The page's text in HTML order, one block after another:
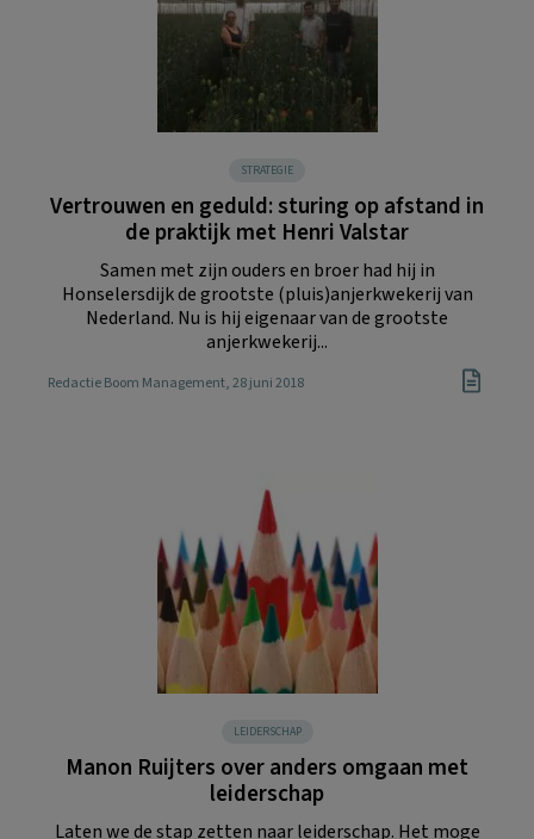
STRATEGIE
Vertrouwen en geduld: sturing op afstand in
de praktijk met Henri Valstar
Samen met zijn ouders en broer had hij in
Honselersdijk de grootste (pluis)anjerkwekerij van
Nederland. Nu is hij eigenaar van de grootste
anjerkwekerij...
Redactie Boom Management, 28 juni 2018
LEIDERSCHAP
Manon Ruijters over anders omgaan met
leiderschap
Laten we de stap zetten naar leiderschap. Het moge